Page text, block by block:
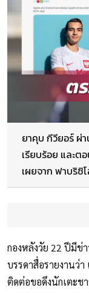
ยาคุบ กีวียอร์ ผ่
เรียบร้อย และต
เผยจาก ฟาบริซิ
กองหลังวัย 22 ปีมีข่
บรรดาสื่อรายงานว่า
ติดต่อขอดึงนักเตะช